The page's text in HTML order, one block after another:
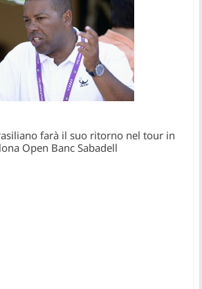
farà il suo ritorno nel tour in
Open Banc Sabadell